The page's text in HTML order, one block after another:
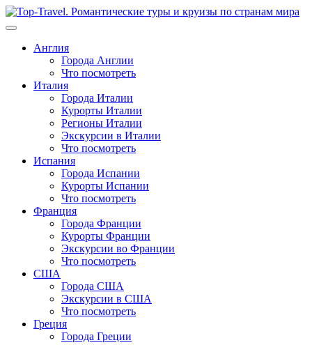
Перейти
к
Англия
Города Англии
Что посмотреть
Италия
Города Италии
Курорты Италии
Регионы Италии
Экскурсии в Италии
Что посмотреть
Испания
Города Испании
Курорты Испании
Что посмотреть
Франция
Города Франции
Курорты Франции
Экскурсии во Франции
Что посмотреть
США
Города США
Экскурсии в США
Что посмотреть
Греция
Города Греции